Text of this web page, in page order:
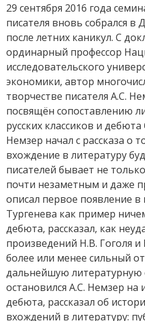
29 сентября 2016 года
писателя вновь собрался в
после летних каникул. С
ординарный профессор
исследовательского
экономики, автор
творчестве писателя А.С.
посвящён сопоставлению
русских классиков и
Немзер начал с рассказа о
вхождение в литературу
писателей бывает не
почти незаметным и даже
описал первое появление в
Тургенева как пример
дебюта, рассказал, как
произведений Н.В. Гоголя
более или менее сильный
дальнейшую литературную
остановился А.С. Немзер на
дебюта, рассказал об
вхождений в литературу: